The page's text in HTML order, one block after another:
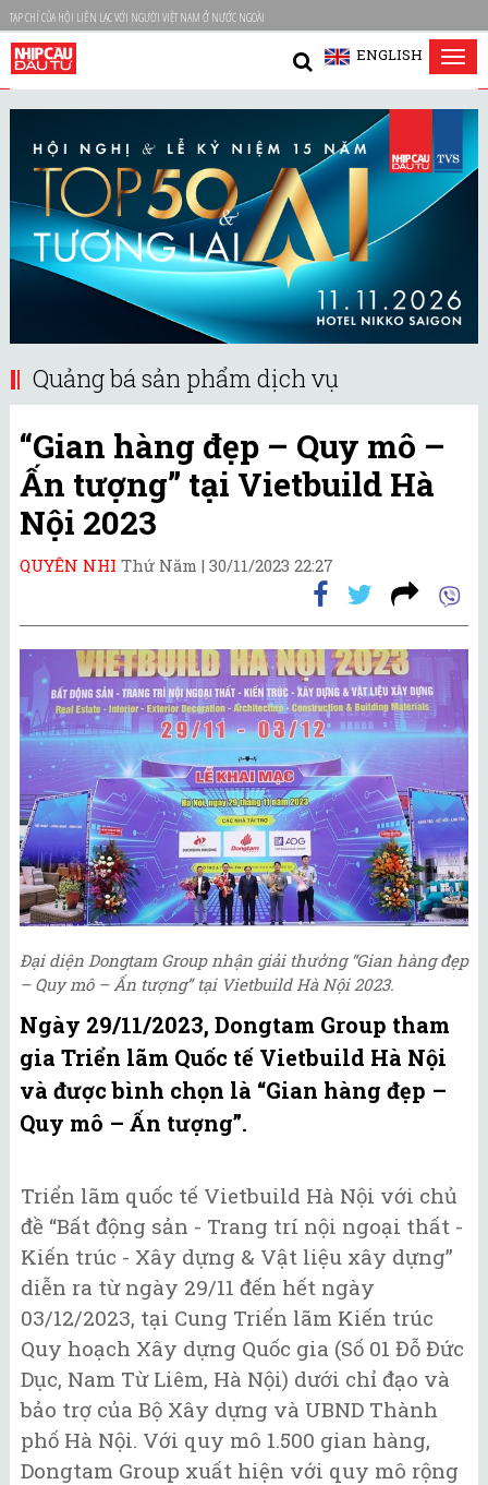
TẠP CHÍ CỦA HỘI LIÊN LẠC VỚI NGƯỜI VIỆT NAM Ở NƯỚC NGOÀI
ENGLISH
Quảng bá sản phẩm dịch vụ
“Gian hàng đẹp – Quy mô –
Ấn tượng” tại Vietbuild Hà
Nội 2023
QUYÊN NHI Thứ Năm | 30/11/2023 22:27
Đại diện Dongtam Group nhận giải thưởng “Gian hàng đẹp
– Quy mô – Ấn tượng” tại Vietbuild Hà Nội 2023.
Ngày 29/11/2023, Dongtam Group tham
gia Triển lãm Quốc tế Vietbuild Hà Nội
và được bình chọn là “Gian hàng đẹp –
Quy mô – Ấn tượng”.
Triển lãm quốc tế Vietbuild Hà Nội với chủ
đề “Bất động sản - Trang trí nội ngoại thất -
Kiến trúc - Xây dựng & Vật liệu xây dựng”
diễn ra từ ngày 29/11 đến hết ngày
03/12/2023, tại Cung Triển lãm Kiến trúc
Quy hoạch Xây dựng Quốc gia (Số 01 Đỗ Đức
Dục, Nam Từ Liêm, Hà Nội) dưới chỉ đạo và
bảo trợ của Bộ Xây dựng và UBND Thành
phố Hà Nội. Với quy mô 1.500 gian hàng,
Dongtam Group xuất hiện với quy mô rộng